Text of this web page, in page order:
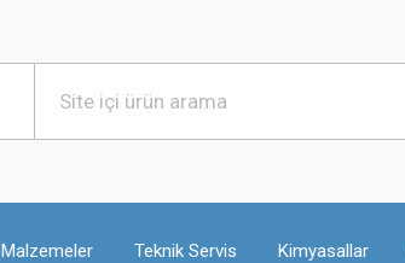
Teknik Servis Kimyasallar